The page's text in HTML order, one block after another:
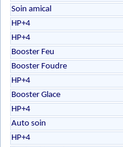
Soin amical
HP+4
HP+4
Booster Feu
Booster Foudre
HP+4
Booster Glace
HP+4
Auto soin
HP+4